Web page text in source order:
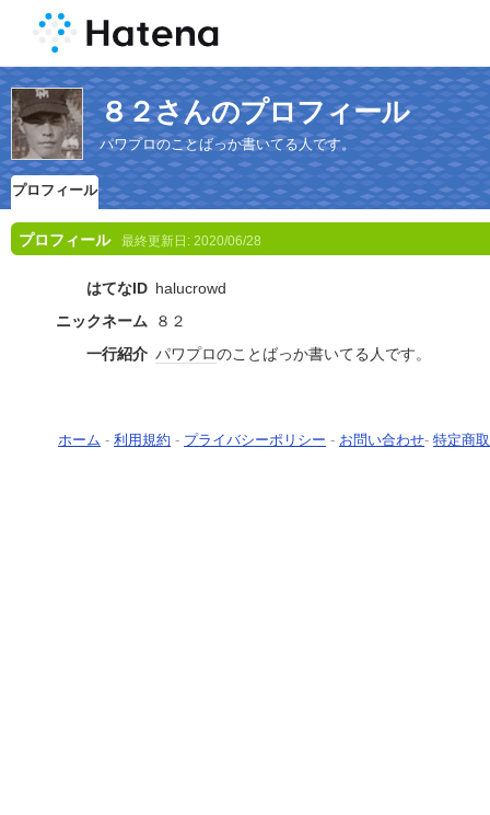
８２さんのプロフィール
パワプロのことばっか書いてる人です。
プロフィール
プロフィール 最終更新日: 2020/06/28
はてなID halucrowd
ニックネーム
８２
一行紹介 パワプロのことばっか書いてる人です。
ホーム - 利用規約 - プライバシーポリシー - お問い合わせ- 特定商